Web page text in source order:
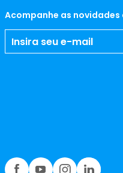
Acompanhe as